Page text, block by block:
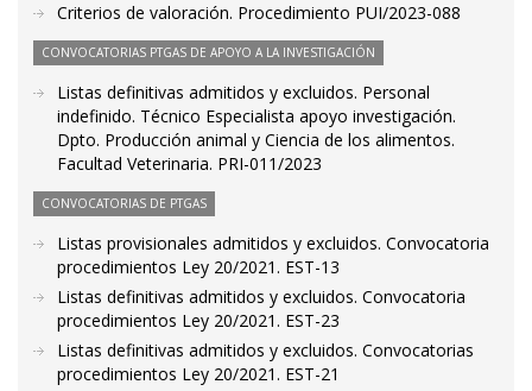
Criterios de valoración. Procedimiento PUI/2023-088
CONVOCATORIAS PTGAS DE APOYO A LA INVESTIGACIÓN
Listas definitivas admitidos y excluidos. Personal
indefinido. Técnico Especialista apoyo investigación.
Dpto. Producción animal y Ciencia de los alimentos.
Facultad Veterinaria. PRI-011/2023
CONVOCATORIAS DE PTGAS
Listas provisionales admitidos y excluidos. Convocatoria
procedimientos Ley 20/2021. EST-13
Listas definitivas admitidos y excluidos. Convocatoria
procedimientos Ley 20/2021. EST-23
Listas definitivas admitidos y excluidos. Convocatorias
procedimientos Ley 20/2021. EST-21